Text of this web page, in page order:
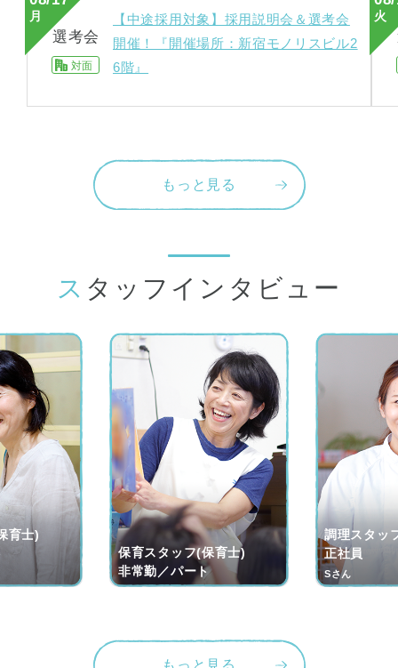
月
選考会
対面
【中途採用対象】採用説明会＆選考会
開催！『開催場所：新宿モノリスビル2
6階』
火
もっと見る
スタッフインタビュー
育士)
保育スタッフ(保育士)
非常勤／パート
調理スタッ
正社員
Sさん
もっと見る